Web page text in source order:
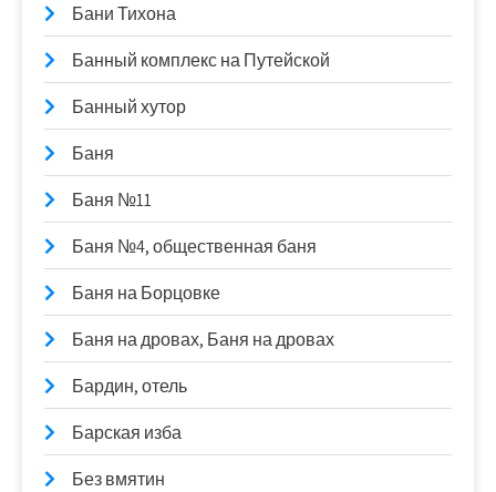
Бани Тихона
Банный комплекс на Путейской
Банный хутор
Баня
Баня №11
Баня №4, общественная баня
Баня на Борцовке
Баня на дровах, Баня на дровах
Бардин, отель
Барская изба
Без вмятин